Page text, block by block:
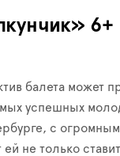
6+
балета может
успешных
с
ей не только